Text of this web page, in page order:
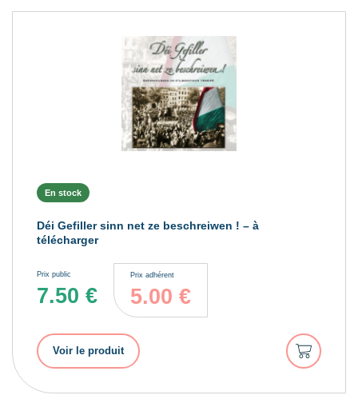
En stock
Déi Gefiller sinn net ze beschreiwen ! – à
télécharger
Prix public
7.50 €
Prix adhérent
5.00 €
Voir le produit
Ajouter
au
panier